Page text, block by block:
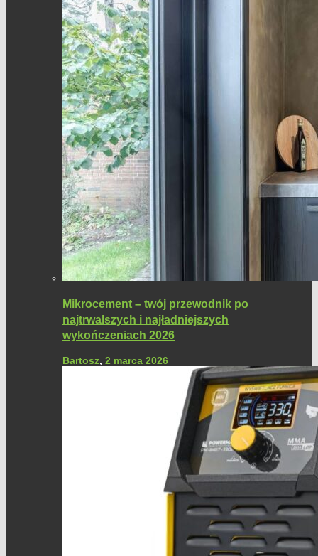
Mikrocement – twój przewodnik po
najtrwalszych i najładniejszych
wykończeniach 2026
Bartosz, 2 marca 2026